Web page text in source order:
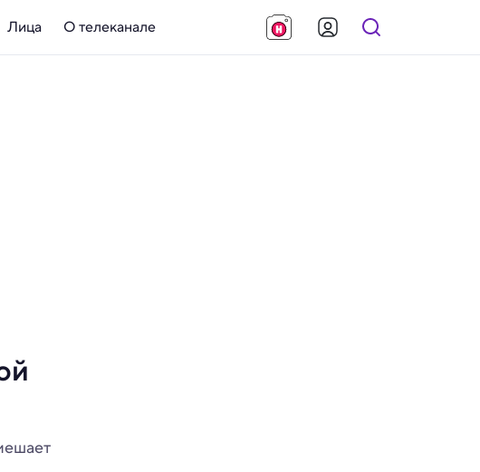
Лица О телеканале